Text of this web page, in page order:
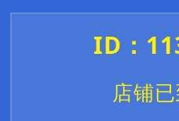
ID：
店铺已